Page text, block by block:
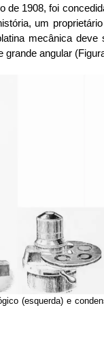
de 1908, foi
um
mecânica deve
angular
(esquerda) e